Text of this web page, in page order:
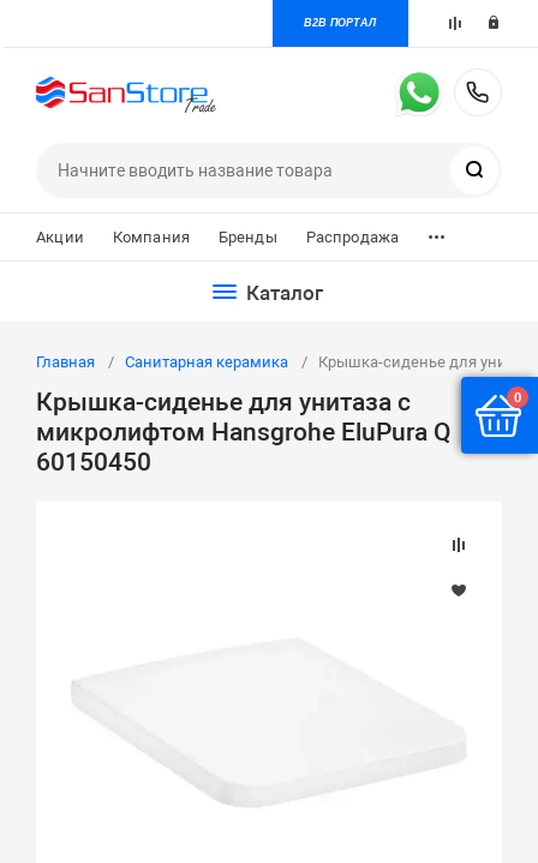
B2B ПОРТАЛ
Акции Компания Бренды Распродажа ...
Каталог
Главная Санитарная керамика Крышка-сиденье для
Крышка-сиденье для унитаза с
микролифтом Hansgrohe EluPura Q
60150450
0